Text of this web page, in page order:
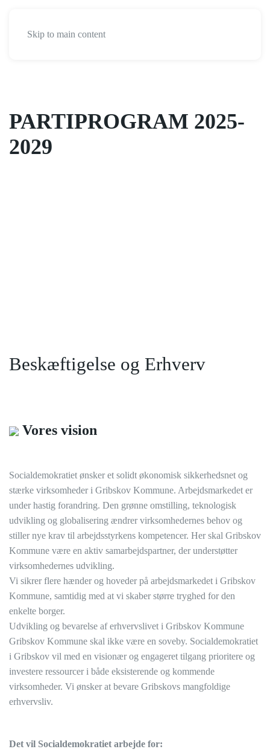
Skip to main content
PARTIPROGRAM 2025-
2029
Beskæftigelse og Erhverv
Vores vision
Socialdemokratiet ønsker et solidt økonomisk sikkerhedsnet og
stærke virksomheder i Gribskov Kommune. Arbejdsmarkedet er
under hastig forandring. Den grønne omstilling, teknologisk
udvikling og globalisering ændrer virksomhedernes behov og
stiller nye krav til arbejdsstyrkens kompetencer. Her skal Gribskov
Kommune være en aktiv samarbejdspartner, der understøtter
virksomhedernes udvikling.
Vi sikrer flere hænder og hoveder på arbejdsmarkedet i Gribskov
Kommune, samtidig med at vi skaber større tryghed for den
enkelte borger.
Udvikling og bevarelse af erhvervslivet i Gribskov Kommune
Gribskov Kommune skal ikke være en soveby. Socialdemokratiet
i Gribskov vil med en visionær og engageret tilgang prioritere og
investere ressourcer i både eksisterende og kommende
virksomheder. Vi ønsker at bevare Gribskovs mangfoldige
erhvervsliv.
Det vil Socialdemokratiet arbejde for: